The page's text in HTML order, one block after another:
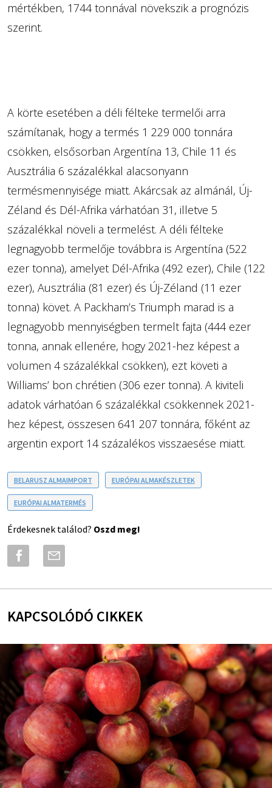
mértékben, 1744 tonnával növekszik a prognózis
szerint.
A körte esetében a déli félteke termelői arra
számítanak, hogy a termés 1 229 000 tonnára
csökken, elsősorban Argentína 13, Chile 11 és
Ausztrália 6 százalékkal alacsonyann
termésmennyisége miatt. Akárcsak az almánál, Új-
Zéland és Dél-Afrika várhatóan 31, illetve 5
százalékkal növeli a termelést. A déli félteke
legnagyobb termelője továbbra is Argentína (522
ezer tonna), amelyet Dél-Afrika (492 ezer), Chile (122
ezer), Ausztrália (81 ezer) és Új-Zéland (11 ezer
tonna) követ. A Packham’s Triumph marad is a
legnagyobb mennyiségben termelt fajta (444 ezer
tonna, annak ellenére, hogy 2021-hez képest a
volumen 4 százalékkal csökken), ezt követi a
Williams’ bon chrétien (306 ezer tonna). A kiviteli
adatok várhatóan 6 százalékkal csökkennek 2021-
hez képest, összesen 641 207 tonnára, főként az
argentin export 14 százalékos visszaesése miatt.
BELARUSZ ALMAIMPORT EURÓPAI ALMAKÉSZLETEK
EURÓPAI ALMATERMÉS
Érdekesnek találod? Oszd meg!
KAPCSOLÓDÓ CIKKEK